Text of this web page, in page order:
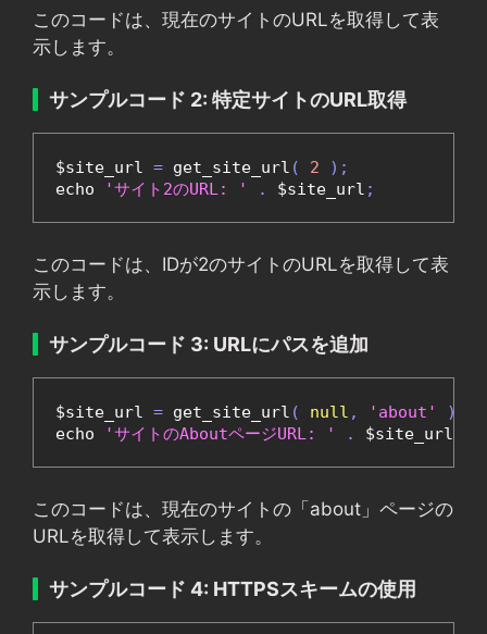
このコードは、現在のサイトのURLを取得して表
示します。
サンプルコード 2: 特定サイトのURL取得
$site_url = get_site_url ( 2
);
echo
'サイト2のURL: ' . $site_url ;
このコードは、IDが2のサイトのURLを取得して表
示します。
サンプルコード 3: URLにパスを追加
$site_url = get_site_url ( null , 'about'
);
echo
'サイトのAboutページURL: ' . $site_url
このコードは、現在のサイトの「about」ページの
URLを取得して表示します。
サンプルコード 4: HTTPSスキームの使用